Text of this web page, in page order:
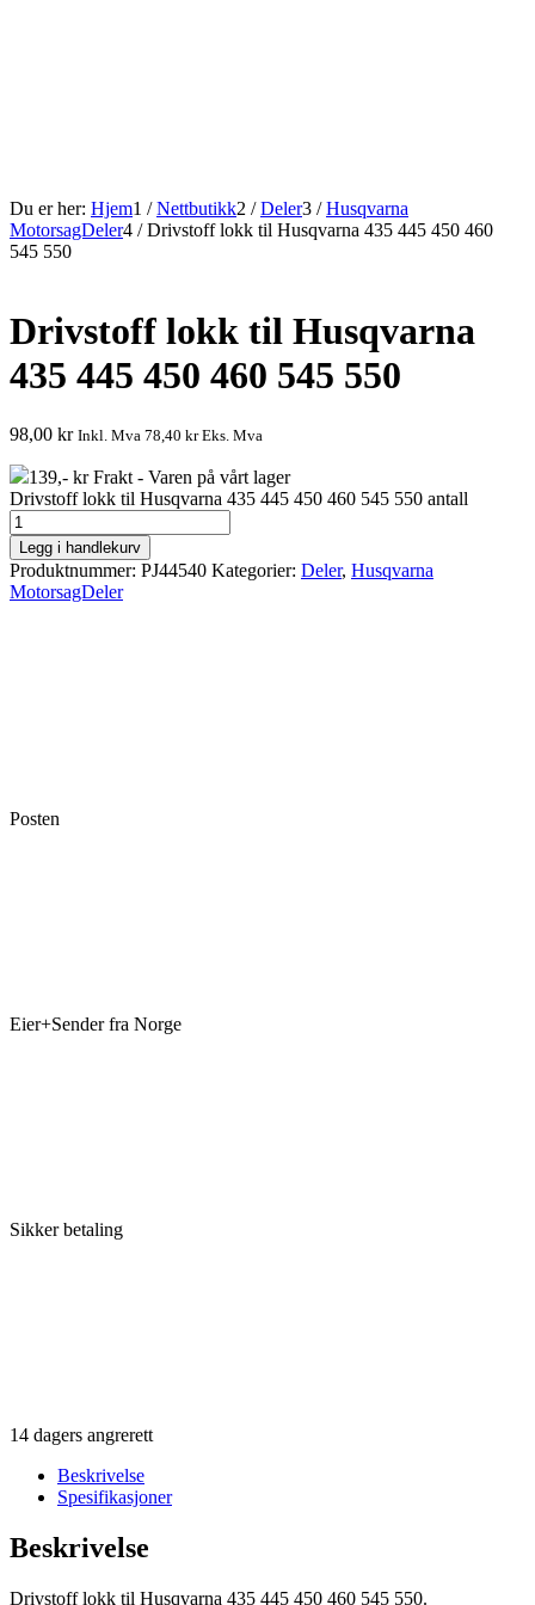
Du er her: Hjem1 / Nettbutikk2 / Deler3 / Husqvarna
MotorsagDeler4 / Drivstoff lokk til Husqvarna 435 445 450 460
545 550
Drivstoff lokk til Husqvarna
435 445 450 460 545 550
98,00 kr Inkl. Mva 78,40 krEks. Mva
139,- kr Frakt - Varen på vårt lager
Drivstoff lokk til Husqvarna 435 445 450 460 545 550 antall
Legg i handlekurv
Produktnummer: PJ44540 Kategorier: Deler, Husqvarna
MotorsagDeler
Posten
Eier+Sender fra Norge
Sikker betaling
14 dagers angrerett
Beskrivelse
Spesifikasjoner
Beskrivelse
Drivstoff lokk til Husqvarna 435 445 450 460 545 550.